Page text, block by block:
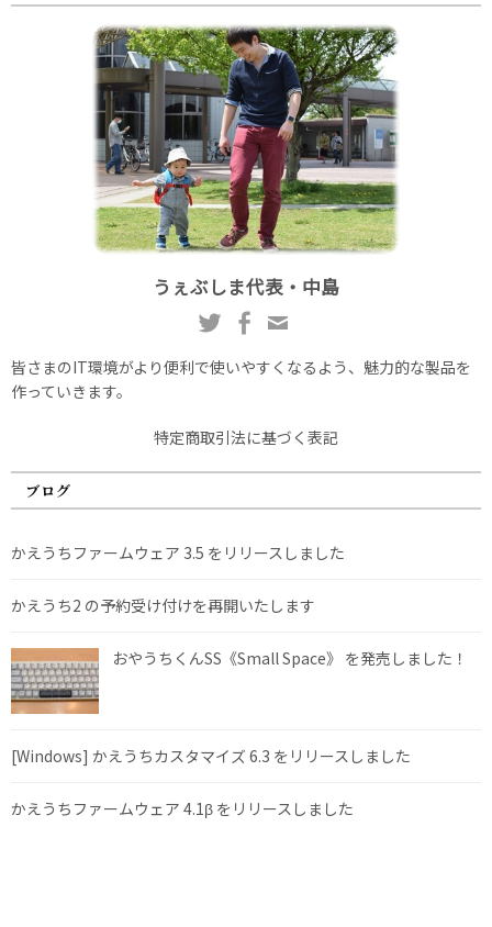
うぇぶしま代表・中島
皆さまのIT環境がより便利で使いやすくなるよう、魅力的な製品を
作っていきます。
特定商取引法に基づく表記
ブログ
かえうちファームウェア 3.5 をリリースしました
かえうち2 の予約受け付けを再開いたします
おやうちくんSS《Small Space》 を発売しました！
[Windows] かえうちカスタマイズ 6.3 をリリースしました
かえうちファームウェア 4.1β をリリースしました